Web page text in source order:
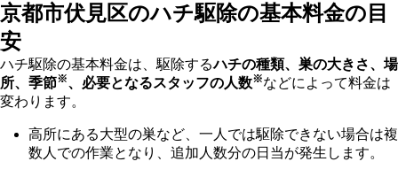
京都市伏見区のハチ駆除の基本料金の目
安
ハチ駆除の基本料金は、駆除するハチの種類、巣の大きさ、場
所、季節※、必要となるスタッフの人数※などによって料金は
変わります。
高所にある大型の巣など、一人では駆除できない場合は複
数人での作業となり、追加人数分の日当が発生します。